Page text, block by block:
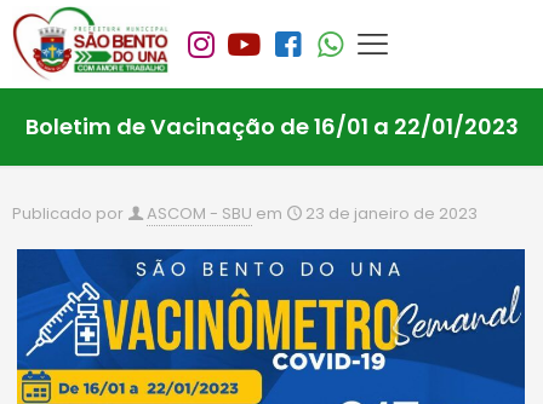
Boletim de Vacinação de 16/01 a 22/01/2023
Publicado por ASCOM - SBU em 23 de janeiro de 2023